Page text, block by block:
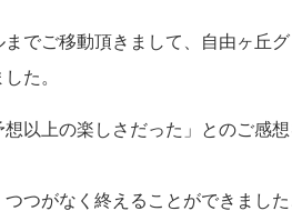
でご移動頂きまして、自由ヶ丘
た。
以上の楽しさだった」とのご感
つがなく終えることができました